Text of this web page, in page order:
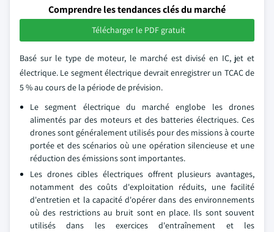
Comprendre les tendances clés du marché
Télécharger le PDF gratuit
Basé sur le type de moteur, le marché est divisé en IC, jet et
électrique. Le segment électrique devrait enregistrer un TCAC de
5 % au cours de la période de prévision.
Le segment électrique du marché englobe les drones
alimentés par des moteurs et des batteries électriques. Ces
drones sont généralement utilisés pour des missions à courte
portée et des scénarios où une opération silencieuse et une
réduction des émissions sont importantes.
Les drones cibles électriques offrent plusieurs avantages,
notamment des coûts d'exploitation réduits, une facilité
d'entretien et la capacité d'opérer dans des environnements
où des restrictions au bruit sont en place. Ils sont souvent
utilisés dans les exercices d'entraînement et les